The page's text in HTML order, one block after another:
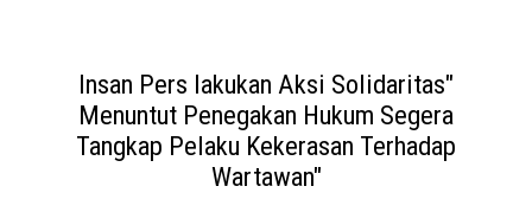
Insan Pers lakukan Aksi Solidaritas"
Menuntut Penegakan Hukum Segera
Tangkap Pelaku Kekerasan Terhadap
Wartawan"